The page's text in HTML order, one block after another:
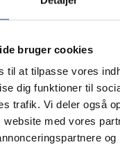
bruger cookies
til at tilpasse vores
dig funktioner til
trafik. Vi deler også
website med vores
og